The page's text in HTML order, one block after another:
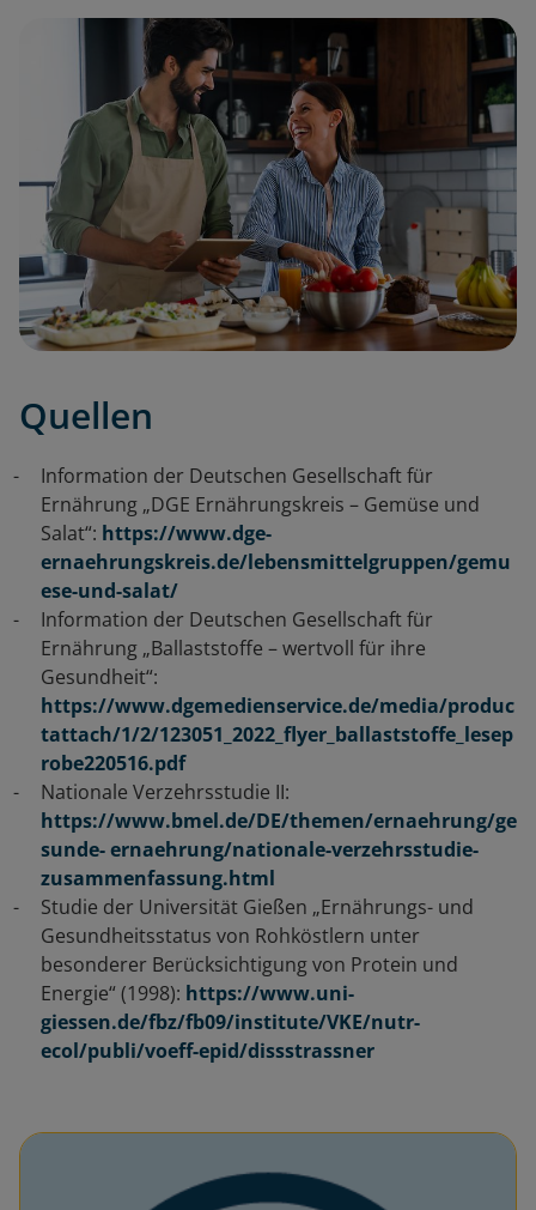
Quellen
Information der Deutschen Gesellschaft für
Ernährung „DGE Ernährungskreis – Gemüse und
Salat“: https://www.dge-
ernaehrungskreis.de/lebensmittelgruppen/gemu
ese-und-salat/
Information der Deutschen Gesellschaft für
Ernährung „Ballaststoffe – wertvoll für ihre
Gesundheit“:
https://www.dgemedienservice.de/media/produc
tattach/1/2/123051_2022_flyer_ballaststoffe_lesep
robe220516.pdf
Nationale Verzehrsstudie II:
https://www.bmel.de/DE/themen/ernaehrung/ge
sunde- ernaehrung/nationale-verzehrsstudie-
zusammenfassung.html
Studie der Universität Gießen „Ernährungs- und
Gesundheitsstatus von Rohköstlern unter
besonderer Berücksichtigung von Protein und
Energie“ (1998): https://www.uni-
giessen.de/fbz/fb09/institute/VKE/nutr-
ecol/publi/voeff-epid/dissstrassner